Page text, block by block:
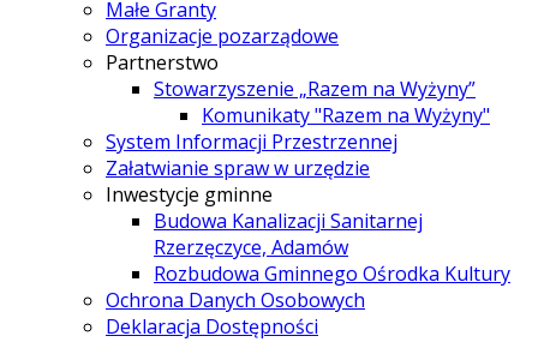
Małe Granty
Organizacje pozarządowe
Partnerstwo
Stowarzyszenie „Razem na Wyżyny”
Komunikaty "Razem na Wyżyny"
System Informacji Przestrzennej
Załatwianie spraw w urzędzie
Inwestycje gminne
Budowa Kanalizacji Sanitarnej
Rzerzęczyce, Adamów
Rozbudowa Gminnego Ośrodka Kultury
Ochrona Danych Osobowych
Deklaracja Dostępności